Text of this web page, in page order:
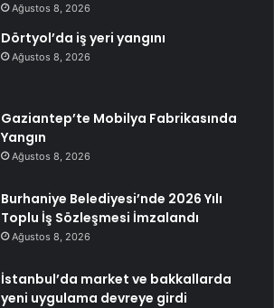
Ağustos 8, 2026
Dörtyol’da iş yeri yangını
Ağustos 8, 2026
Gaziantep’te Mobilya Fabrikasında
Yangın
Ağustos 8, 2026
Burhaniye Belediyesi’nde 2026 Yılı
Toplu İş Sözleşmesi İmzalandı
Ağustos 8, 2026
İstanbul’da market ve bakkallarda
yeni uygulama devreye girdi